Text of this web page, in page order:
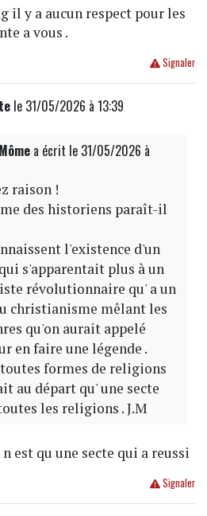
il y a aucun respect pour les
a vous .
Signaler
le 31/05/2026 à 13:39
a écrit le 31/05/2026 à
raison !
des historiens paraît-il
l'existence d'un
s'apparentait plus à un
révolutionnaire qu' a un
christianisme mêlant les
qu'on aurait appelé
en faire une légende .
formes de religions
au départ qu' une secte
les religions . J.M
est qu une secte qui a reussi
Signaler